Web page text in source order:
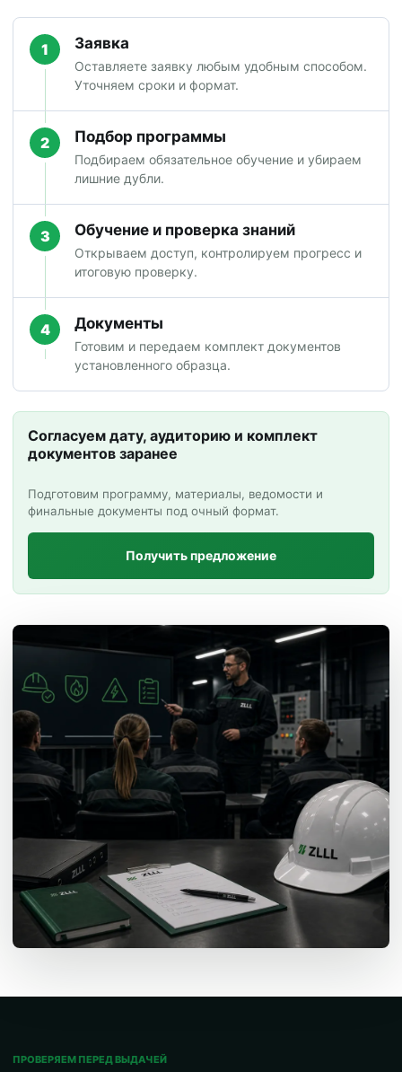
1 Заявка
Оставляете заявку любым удобным способом.
Уточняем сроки и формат.
2 Подбор программы
Подбираем обязательное обучение и убираем
лишние дубли.
3 Обучение и проверка знаний
Открываем доступ, контролируем прогресс и
итоговую проверку.
4 Документы
Готовим и передаем комплект документов
установленного образца.
Согласуем дату, аудиторию и комплект
документов заранее
Подготовим программу, материалы, ведомости и
финальные документы под очный формат.
Получить предложение
ПРОВЕРЯЕМ ПЕРЕД ВЫДАЧЕЙ